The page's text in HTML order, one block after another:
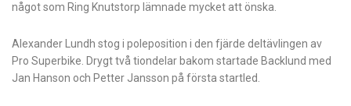
något som Ring Knutstorp lämnade mycket att önska.
Alexander Lundh stog i poleposition i den fjärde deltävlingen av
Pro Superbike. Drygt två tiondelar bakom startade Backlund med
Jan Hanson och Petter Jansson på första startled.